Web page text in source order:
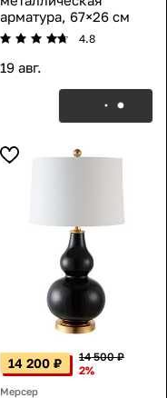
арматура, 67×26 см
4.8
19 авг.
14 200 ₽
14 500 ₽
2%
Мерсер